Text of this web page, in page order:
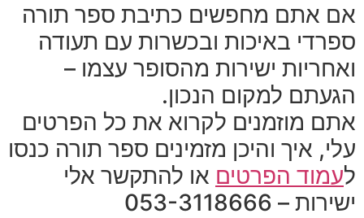
אם אתם מחפשים כתיבת ספר תורה
ספרדי באיכות ובכשרות עם תעודה
ואחריות ישירות מהסופר עצמו –
הגעתם למקום הנכון.
אתם מוזמנים לקרוא את כל הפרטים
עלי, איך והיכן מזמינים ספר תורה כנסו
לעמוד הפרטים או להתקשר אלי
ישירות – 053-3118666